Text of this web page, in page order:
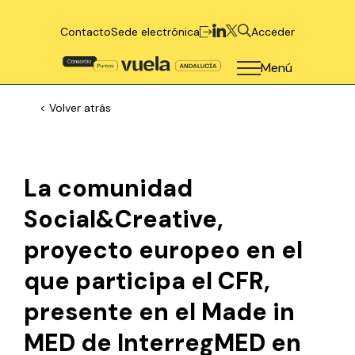
ContactoSede electrónica Acceder
Menú
< Volver atrás
La comunidad
Social&Creative,
proyecto europeo en el
que participa el CFR,
presente en el Made in
MED de InterregMED en